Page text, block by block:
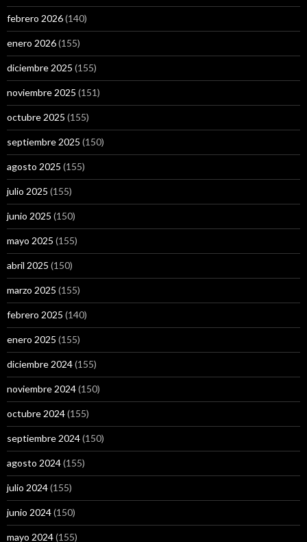
febrero 2026(140)
enero 2026(155)
diciembre 2025 (155)
noviembre 2025 (151)
octubre 2025 (155)
septiembre 2025 (150)
agosto 2025 (155)
julio 2025 (155)
junio 2025 (150)
mayo 2025 (155)
abril 2025 (150)
marzo 2025 (155)
febrero 2025 (140)
enero 2025 (155)
diciembre 2024(155)
noviembre 2024(150)
octubre 2024(155)
septiembre 2024(150)
agosto 2024(155)
julio 2024(155)
junio 2024(150)
mayo 2024(155)